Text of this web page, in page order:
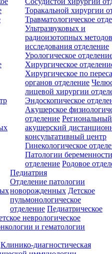
Торакальной хирургии
Травматологическое
Ультразвуковых и
радиоизотопных
исследования отделение
Урологическое
Хирургическое
Хирургическое по
органов отделение
лицевой хирургии
Эндоскопическое
Акушерское
отделение Региональный
акушерский
консультативный центр
Гинекологическое
Патологии
отделение Родовое
Педиатрия
Отделение патологии
новорожденных Детское
пульмонологическое
отделение Педиатрическое
неврологическое
и гематологии
Клинико-диагностическая